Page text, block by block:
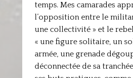
temps. Mes camarades
l’opposition entre le
une collectivité » et le
« une figure solitaire, un
armée, une grenade
déconnectée de sa